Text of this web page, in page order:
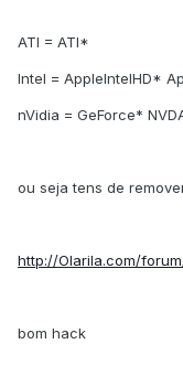
ATI = ATI*
Intel = AppleIntelHD*
nVidia = GeForce*
ou seja tens de
http://Olarila.com/
bom hack